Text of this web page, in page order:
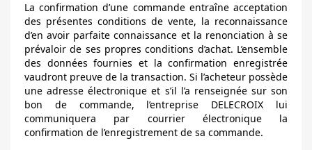
La confirmation d’une commande entraîne acceptation
des présentes conditions de vente, la reconnaissance
d’en avoir parfaite connaissance et la renonciation à se
prévaloir de ses propres conditions d’achat. L’ensemble
des données fournies et la confirmation enregistrée
vaudront preuve de la transaction. Si l’acheteur possède
une adresse électronique et s’il l’a renseignée sur son
bon de commande, l’entreprise DELECROIX lui
communiquera par courrier électronique la
confirmation de l’enregistrement de sa commande.